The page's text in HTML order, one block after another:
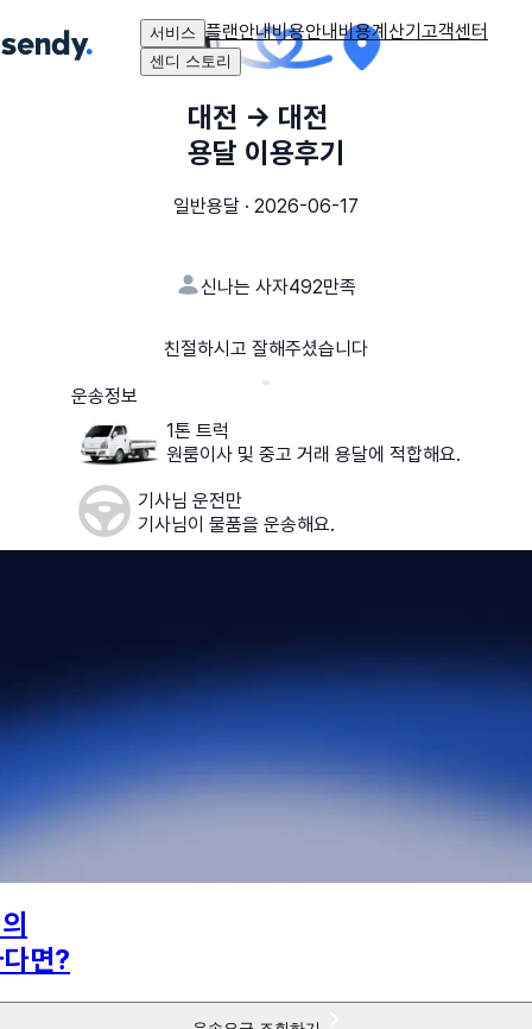
서비스 플랜안내비용안내비용계산기고객센터
센디 스토리
대전 → 대전
용달 이용후기
일반용달 · 2026-06-17
신나는 사자492만족
친절하시고 잘해주셨습니다
운송정보
1톤 트럭
원룸이사 및 중고 거래 용달에 적합해요.
기사님 운전만
기사님이 물품을 운송해요.
면?